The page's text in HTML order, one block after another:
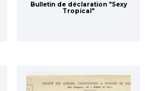
Bulletin de déclaration "Sexy
Tropical"